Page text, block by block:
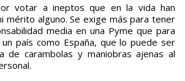
mérito alguno. Se exige más para tener
media en una Pyme que para
país como España, que lo puede ser
de carambolas y maniobras ajenas al